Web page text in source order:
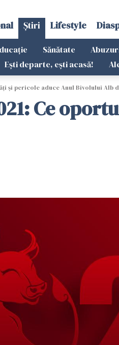
Știri Lifestyle
Sănătate
Ești departe, ești acasă!
și pericole aduce Anul Bivolului Alb
Ce